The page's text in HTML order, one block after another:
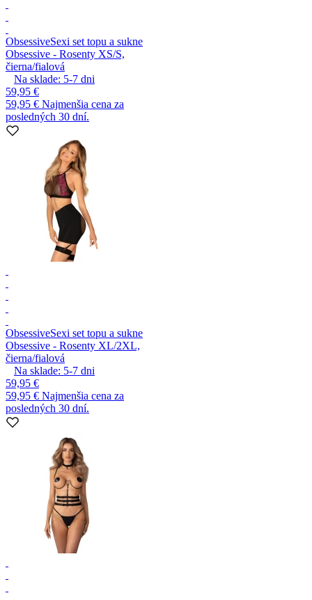
ObsessiveSexi set topu a sukne
Obsessive - Rosenty XS/S,
čierna/fialová
Na sklade: 5-7 dni
59,95 €
59,95 € Najmenšia cena za
posledných 30 dní.
ObsessiveSexi set topu a sukne
Obsessive - Rosenty XL/2XL,
čierna/fialová
Na sklade: 5-7 dni
59,95 €
59,95 € Najmenšia cena za
posledných 30 dní.